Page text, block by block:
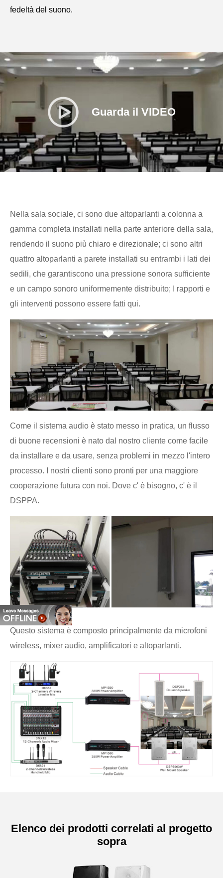
fedeltà del suono.
Guarda il VIDEO
Nella sala sociale, ci sono due altoparlanti a colonna a
gamma completa installati nella parte anteriore della sala,
rendendo il suono più chiaro e direzionale; ci sono altri
quattro altoparlanti a parete installati su entrambi i lati dei
sedili, che garantiscono una pressione sonora sufficiente
e un campo sonoro uniformemente distribuito; I rapporti e
gli interventi possono essere fatti qui.
Come il sistema audio è stato messo in pratica, un flusso
di buone recensioni è nato dal nostro cliente come facile
da installare e da usare, senza problemi in mezzo l'intero
processo. I nostri clienti sono pronti per una maggiore
cooperazione futura con noi. Dove c' è bisogno, c' è il
DSPPA.
Questo sistema è composto principalmente da microfoni
wireless, mixer audio, amplificatori e altoparlanti.
Elenco dei prodotti correlati al progetto
sopra